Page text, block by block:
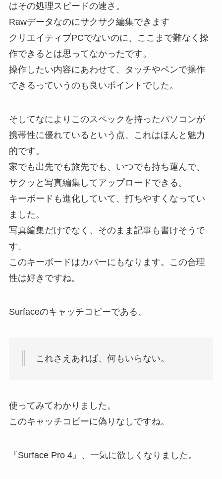
はその処理スピードの速さ。
Rawデータなのにサクサク編集できます
クリエイティブPCでないのに、ここまで難なく操
作できるとは思ってなかったです。
操作したい内容にあわせて、タッチやペンで操作
できるっていうのも良いポイントでした。
そしてなによりこのスペックを持ったパソコンが
携帯性に優れているという点、これはほんと魅力
的です。
家でも出先でも旅先でも、いつでも持ち運んで、
サクッと写真編集してアップロードできる。
キーボードも進化していて、打ちやすくなってい
ました。
写真編集だけでなく、そのまま記事も書けそうで
す、
このキーボードはカバーにもなります。この合理
性は好きですね。
Surfaceのキャッチコピーである、
これさえあれば、何もいらない。
使ってみてわかりました。
このキャッチコピーに偽りなしですね。
『Surface Pro 4』、一気に欲しくなりました。